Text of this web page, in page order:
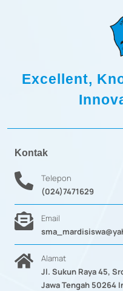
Excellent,
Kontak
Telepon
(024)7471629
Email
Alamat
Jl. Sukun Raya 45,
Jawa Tengah 50264